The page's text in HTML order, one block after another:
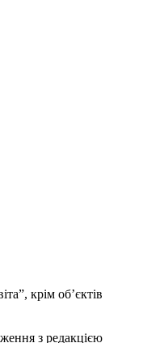
крім об’єктів
з редакцією